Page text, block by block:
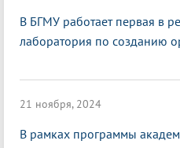
В БГМУ работает первая в
лаборатория по созданию
21 ноября, 2024
В рамках программы